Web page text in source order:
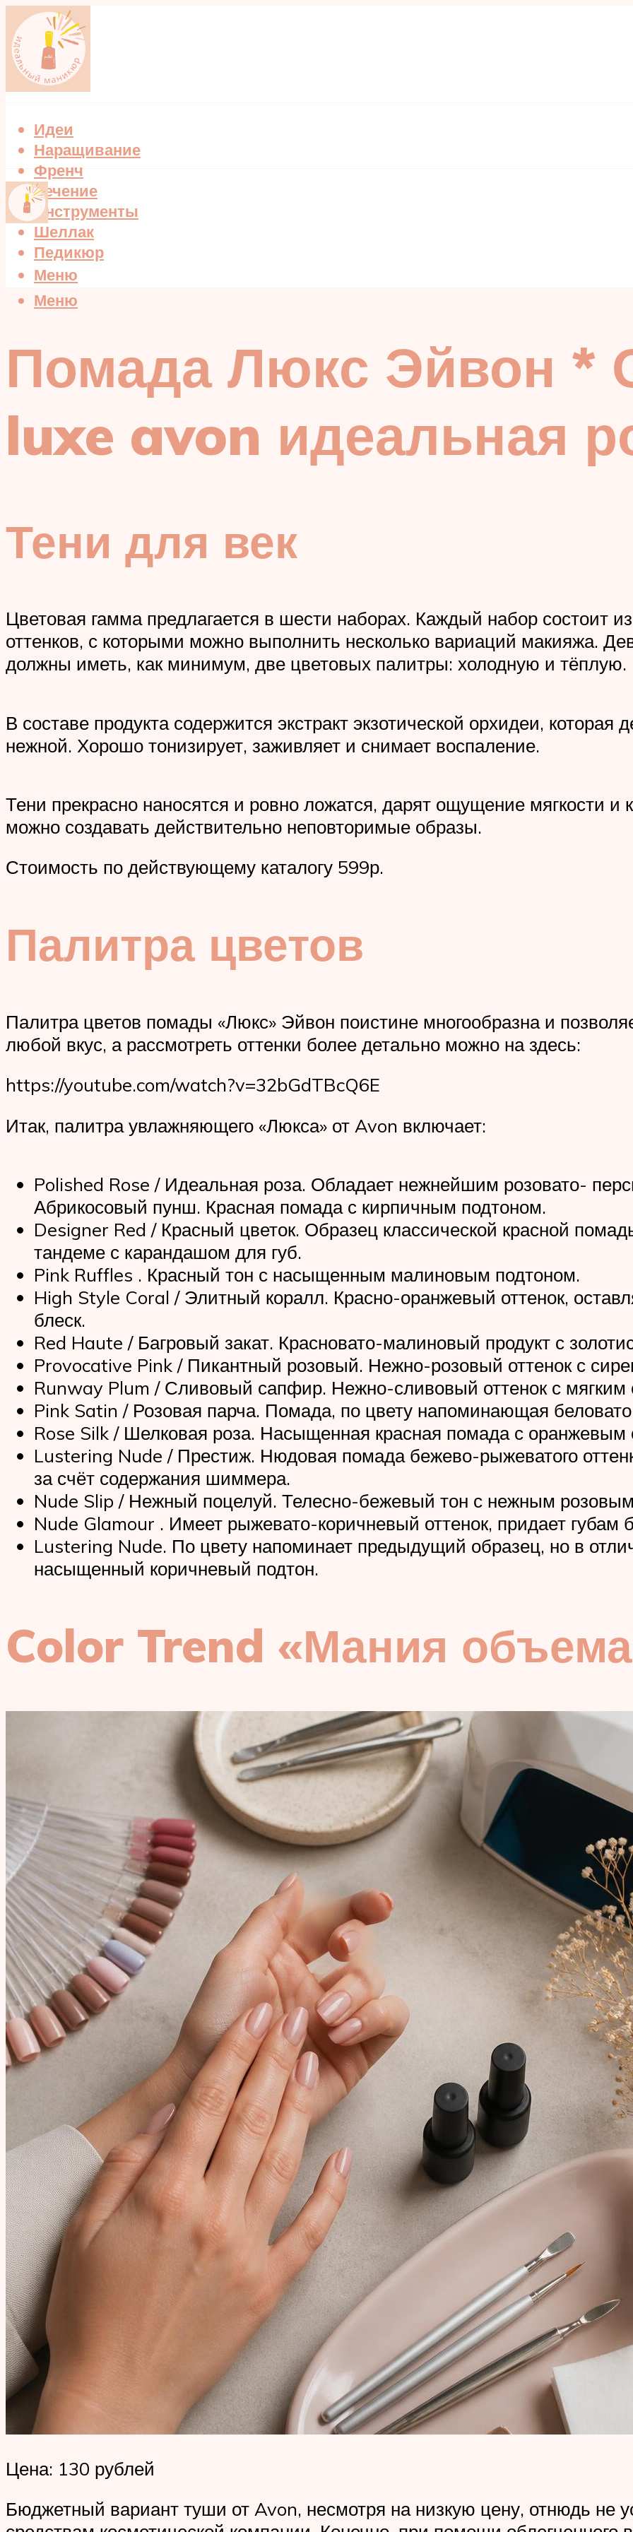
Идеи
Наращивание
Френч
Лечение
Инструменты
Шеллак
Педикюр
Меню
Меню
Помада Люкс Эйвон *
luxe avon идеальная
Тени для век
Цветовая гамма предлагается в шести наборах. Каждый набор состоит
оттенков, с которыми можно выполнить несколько вариаций макияжа.
должны иметь, как минимум, две цветовых палитры: холодную и тёплую.
В составе продукта содержится экстракт экзотической орхидеи, которая
нежной. Хорошо тонизирует, заживляет и снимает воспаление.
Тени прекрасно наносятся и ровно ложатся, дарят ощущение мягкости
можно создавать действительно неповторимые образы.
Стоимость по действующему каталогу 599р.
Палитра цветов
Палитра цветов помады «Люкс» Эйвон поистине многообразна и
любой вкус, а рассмотреть оттенки более детально можно на здесь:
https://youtube.com/watch?v=32bGdTBcQ6E
Итак, палитра увлажняющего «Люкса» от Avon включает:
Polished Rose / Идеальная роза. Обладает нежнейшим розовато-
Абрикосовый пунш. Красная помада с кирпичным подтоном.
Designer Red / Красный цветок. Образец классической красной
тандеме с карандашом для губ.
Pink Ruffles . Красный тон с насыщенным малиновым подтоном.
High Style Coral / Элитный коралл. Красно-оранжевый оттенок,
блеск.
Red Haute / Багровый закат. Красновато-малиновый продукт с
Provocative Pink / Пикантный розовый. Нежно-розовый оттенок с
Runway Plum / Сливовый сапфир. Нежно-сливовый оттенок с
Pink Satin / Розовая парча. Помада, по цвету напоминающая
Rose Silk / Шелковая роза. Насыщенная красная помада с оранжевым
Lustering Nude / Престиж. Нюдовая помада бежево-рыжеватого
за счёт содержания шиммера.
Nude Slip / Нежный поцелуй. Телесно-бежевый тон с нежным
Nude Glamour . Имеет рыжевато-коричневый оттенок, придает губам
Lustering Nude. По цвету напоминает предыдущий образец, но в
насыщенный коричневый подтон.
Color Trend «Мания
Цена: 130 рублей
Бюджетный вариант туши от Avon, несмотря на низкую цену, отнюдь не